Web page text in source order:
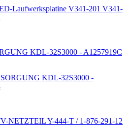
Laufwerksplatine V341-201 V341-
KDL-32S3000 -